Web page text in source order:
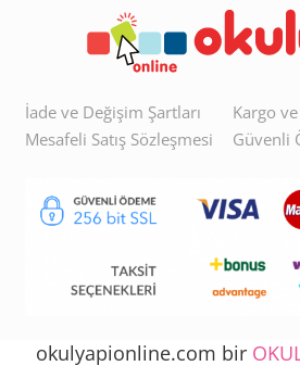
İade ve Değişim Şartları
Mesafeli Satış Sözleşmesi
Kargo
Güvenli
okulyapionline.com bir